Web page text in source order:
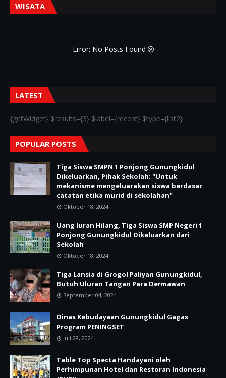
WISATA
Error: No Posts Found
LATEST
{getWidget} $results={3} $label={recent} $type={list2}
POPULAR POSTS
Tiga Siswa SMPN 1 Ponjong Gunungkidul
Dikeluarkan, Pihak Sekolah; "Untuk
mekanisme mengeluarakan siswa berdasar
catatan etika murid di sekolahan"
Oktober 18, 2024
Uang Iuran Hilang, Tiga Siswa SMP Negeri 1
Ponjong Gunungkidul Dikeluarkan dari
Sekolah
Oktober 18, 2024
Tiga Lansia di Grogol Paliyan Gunungkidul,
Butuh Uluran Tangan Para Dermawan
September 04, 2024
Dinas Kebudayaan Gunungkidul Gagas
Program PENINGSET
Juli 28, 2024
Table Top Specta Handayani oleh
Perhimpunan Hotel dan Restoran Indonesia